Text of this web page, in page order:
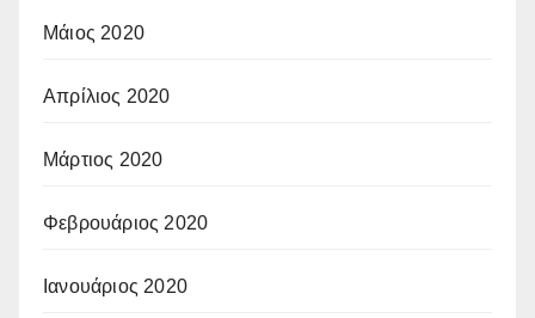
Μάιος 2020
Απρίλιος 2020
Μάρτιος 2020
Φεβρουάριος 2020
Ιανουάριος 2020